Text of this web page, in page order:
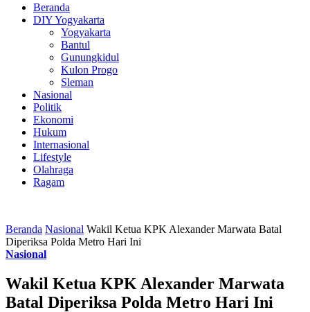
Beranda
DIY Yogyakarta
Yogyakarta
Bantul
Gunungkidul
Kulon Progo
Sleman
Nasional
Politik
Ekonomi
Hukum
Internasional
Lifestyle
Olahraga
Ragam
Beranda Nasional Wakil Ketua KPK Alexander Marwata Batal
Diperiksa Polda Metro Hari Ini
Nasional
Wakil Ketua KPK Alexander Marwata
Batal Diperiksa Polda Metro Hari Ini